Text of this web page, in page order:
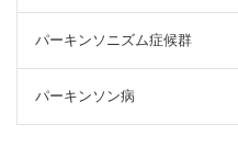
パーキンソニズム症候群
パーキンソン病